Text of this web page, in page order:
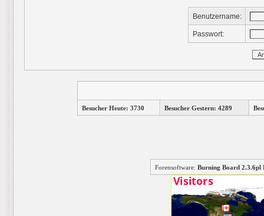
Benutzername:
Passwort:
Besucher Heute: 3730 Besucher Gestern: 4289
Forensoftware: Burning Board